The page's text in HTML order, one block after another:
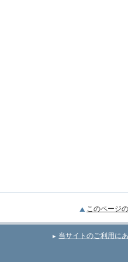
このページ
当サイトのご利用に